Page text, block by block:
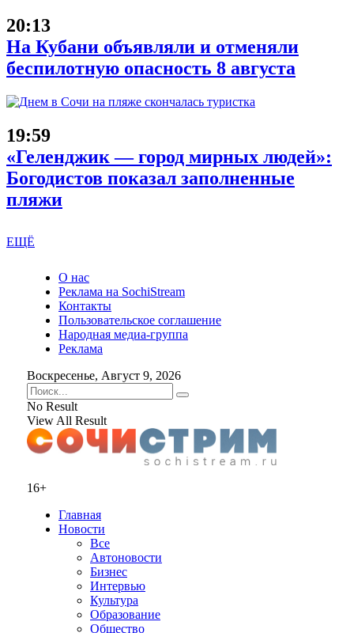
20:13
На Кубани объявляли и отменяли
беспилотную опасность 8 августа
19:59
«Геленджик — город мирных людей»:
Богодистов показал заполненные
пляжи
ЕЩЁ
О нас
Реклама на SochiStream
Контакты
Пользовательское соглашение
Народная медиа-группа
Реклама
Воскресенье, Август 9, 2026
No Result
View All Result
16+
Главная
Новости
Все
Автоновости
Бизнес
Интервью
Культура
Образование
Общество